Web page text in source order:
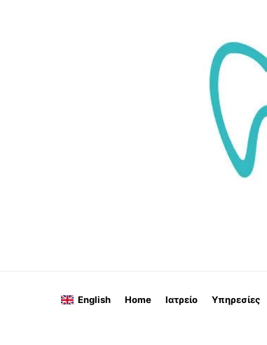
English Home Ιατρείο Υπηρεσίες